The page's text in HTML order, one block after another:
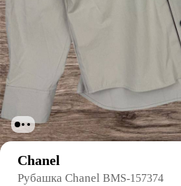
Chanel
Рубашка Chanel BMS-157374